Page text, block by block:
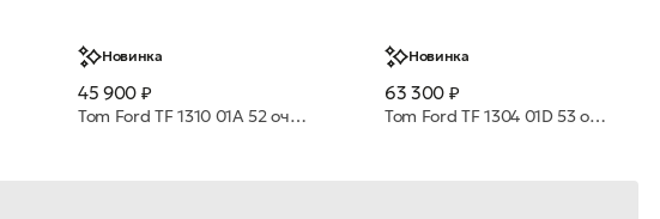
Новинка
45 900 ₽
Tom Ford TF 1310 01A 52 очки с/з
Новинка
63 300 ₽
Tom Ford TF 1304 01D 53 очки с/з